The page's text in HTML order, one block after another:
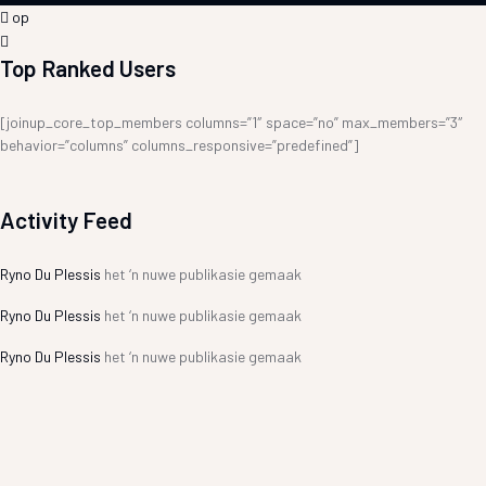
op
Top Ranked Users
[joinup_core_top_members columns=”1″ space=”no” max_members=”3″
behavior=”columns” columns_responsive=”predefined”]
Activity Feed
Ryno Du Plessis het ‘n nuwe publikasie gemaak
Ryno Du Plessis het ‘n nuwe publikasie gemaak
Ryno Du Plessis het ‘n nuwe publikasie gemaak